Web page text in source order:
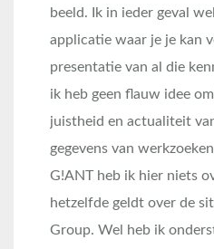
beeld. Ik in ieder geval
applicatie waar je je kan
presentatie van al die
ik heb geen flauw idee
juistheid en actualiteit
gegevens van
G!ANT heb ik hier niets
hetzelfde geldt over de
Group. Wel heb ik